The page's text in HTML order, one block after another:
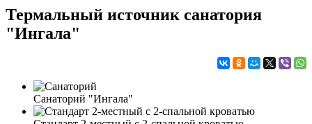
Термальный источник санатория
"Ингала"
Санаторий "Ингала"